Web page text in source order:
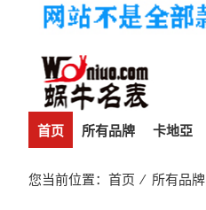
首页 所有品牌 卡地亞
您当前位置： 首页 ⁄ 所有品牌